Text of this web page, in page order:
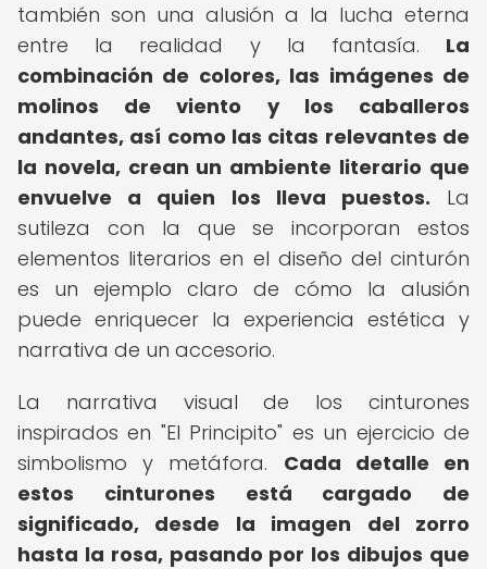
también son una alusión a la lucha eterna
entre la realidad y la fantasía. La
combinación de colores, las imágenes de
molinos de viento y los caballeros
andantes, así como las citas relevantes de
la novela, crean un ambiente literario que
envuelve a quien los lleva puestos. La
sutileza con la que se incorporan estos
elementos literarios en el diseño del cinturón
es un ejemplo claro de cómo la alusión
puede enriquecer la experiencia estética y
narrativa de un accesorio.
La narrativa visual de los cinturones
inspirados en "El Principito" es un ejercicio de
simbolismo y metáfora. Cada detalle en
estos cinturones está cargado de
significado, desde la imagen del zorro
hasta la rosa, pasando por los dibujos que